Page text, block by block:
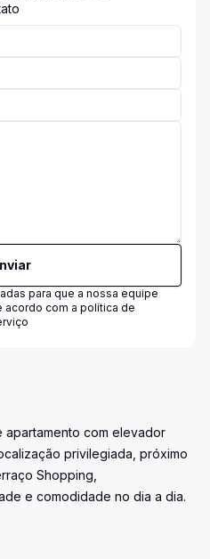
para que a nossa equipe
acordo com a política de
com elevador
privilegiada, próximo
Shopping,
e comodidade no dia a dia.